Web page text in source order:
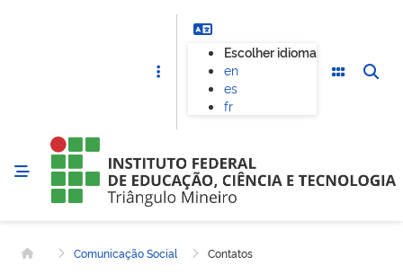
Escolher idioma
en
es
fr
Página inicialComunicação Social Contatos